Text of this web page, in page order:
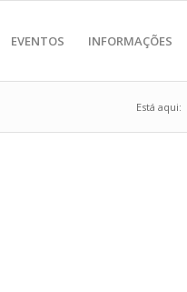
EVENTOS INFORMAÇÕES
Está aqui: